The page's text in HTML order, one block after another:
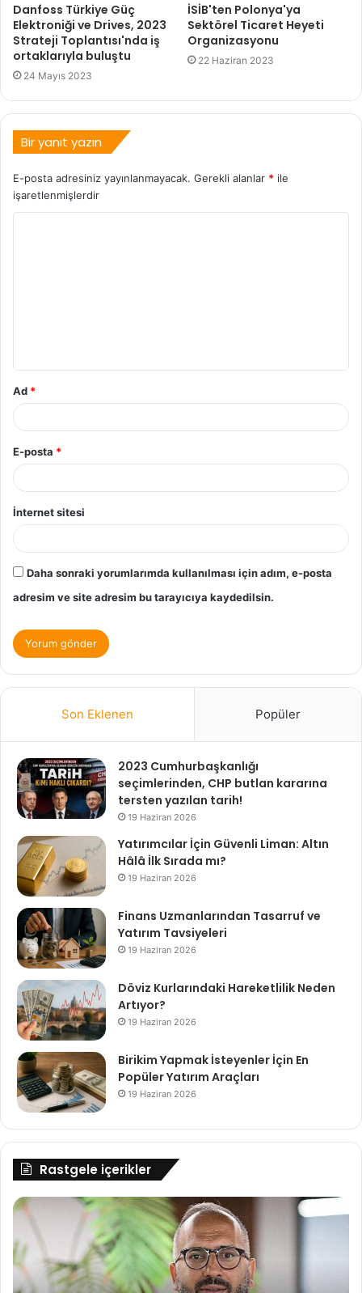
Danfoss Türkiye Güç
Elektroniği ve Drives, 2023
Strateji Toplantısı'nda iş
ortaklarıyla buluştu
24 Mayıs 2023
İSİB'ten Polonya'ya
Sektörel Ticaret Heyeti
Organizasyonu
22 Haziran 2023
Bir yanıt yazın
E-posta adresiniz yayınlanmayacak. Gerekli alanlar * ile
işaretlenmişlerdir
Ad *
E-posta *
İnternet sitesi
Daha sonraki yorumlarımda kullanılması için adım, e-posta
adresim ve site adresim bu tarayıcıya kaydedilsin.
Son Eklenen Popüler
2023 Cumhurbaşkanlığı
seçimlerinden, CHP butlan kararına
tersten yazılan tarih!
19 Haziran 2026
Yatırımcılar İçin Güvenli Liman: Altın
Hâlâ İlk Sırada mı?
19 Haziran 2026
Finans Uzmanlarından Tasarruf ve
Yatırım Tavsiyeleri
19 Haziran 2026
Döviz Kurlarındaki Hareketlilik Neden
Artıyor?
19 Haziran 2026
Birikim Yapmak İsteyenler İçin En
Popüler Yatırım Araçları
19 Haziran 2026
Rastgele içerikler
Windows
10’un
Profesyonel
Sürümünde
Bulunan
Gelişmiş